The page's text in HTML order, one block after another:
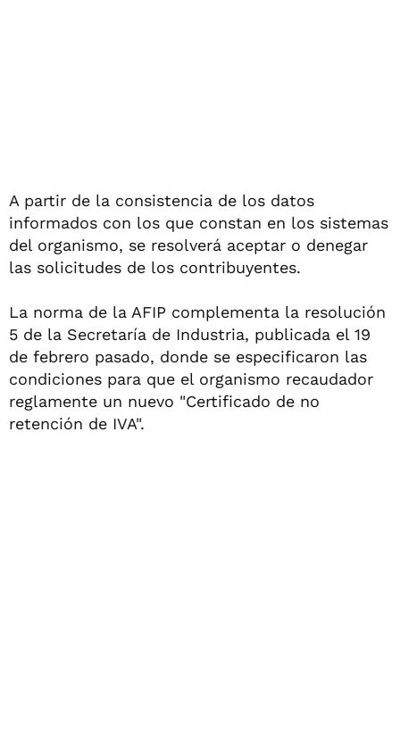
A partir de la consistencia de los datos
informados con los que constan en los sistemas
del organismo, se resolverá aceptar o denegar
las solicitudes de los contribuyentes.
La norma de la AFIP complementa la resolución
5 de la Secretaría de Industria, publicada el 19
de febrero pasado, donde se especificaron las
condiciones para que el organismo recaudador
reglamente un nuevo "Certificado de no
retención de IVA".